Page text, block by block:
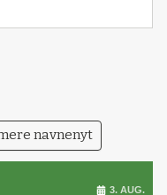
navnenyt
3. AUG.